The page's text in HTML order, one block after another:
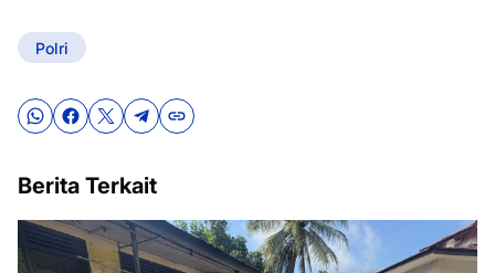
Polri
Berita Terkait